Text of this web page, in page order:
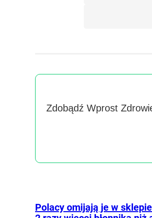
Zdobądź Wprost
Polacy omijają je w